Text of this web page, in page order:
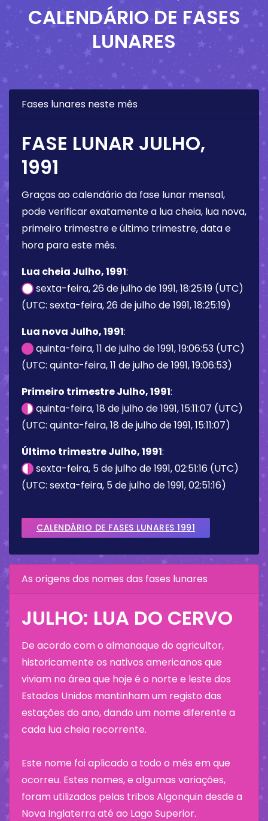
CALENDÁRIO DE FASES
LUNARES
Fases lunares neste mês
FASE LUNAR JULHO,
1991
Graças ao calendário da fase lunar mensal,
pode verificar exatamente a lua cheia, lua nova,
primeiro trimestre e último trimestre, data e
hora para este mês.
Lua cheia Julho, 1991:
sexta-feira, 26 de julho de 1991, 18:25:19 (UTC)
(UTC: sexta-feira, 26 de julho de 1991, 18:25:19)
Lua nova Julho, 1991:
quinta-feira, 11 de julho de 1991, 19:06:53 (UTC)
(UTC: quinta-feira, 11 de julho de 1991, 19:06:53)
Primeiro trimestre Julho, 1991:
quinta-feira, 18 de julho de 1991, 15:11:07 (UTC)
(UTC: quinta-feira, 18 de julho de 1991, 15:11:07)
Último trimestre Julho, 1991:
sexta-feira, 5 de julho de 1991, 02:51:16 (UTC)
(UTC: sexta-feira, 5 de julho de 1991, 02:51:16)
CALENDÁRIO DE FASES LUNARES 1991
As origens dos nomes das fases lunares
JULHO: LUA DO CERVO
De acordo com o almanaque do agricultor,
historicamente os nativos americanos que
viviam na área que hoje é o norte e leste dos
Estados Unidos mantinham um registo das
estações do ano, dando um nome diferente a
cada lua cheia recorrente.
Este nome foi aplicado a todo o mês em que
ocorreu. Estes nomes, e algumas variações,
foram utilizados pelas tribos Algonquin desde a
Nova Inglaterra até ao Lago Superior.